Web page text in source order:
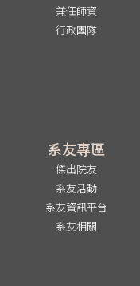
兼任師資
行政團隊
系友專區
傑出院友
系友活動
系友資訊平台
系友相關